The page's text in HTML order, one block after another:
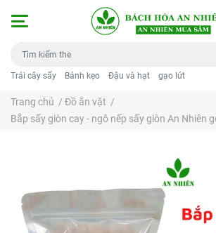
Trái cây sấy Bánh kẹo Đậu và hạt gạo lứt
Trang chủ / Đồ ăn vặt /
Bắp sấy giòn cay - ngô nếp sấy giòn An Nhiên